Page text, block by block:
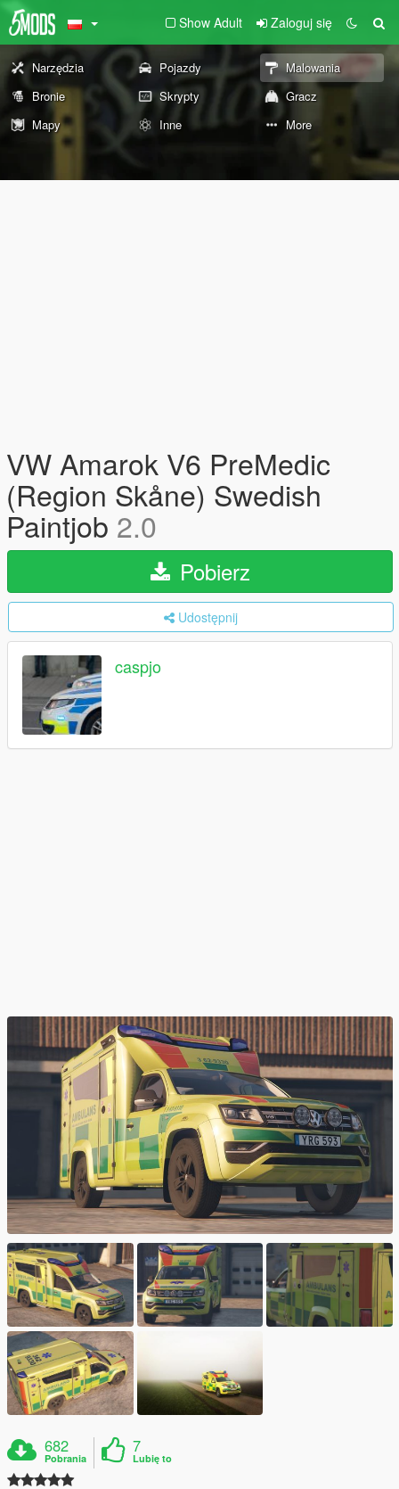
Show Adult Zaloguj się
Narzędzia Pojazdy
Malowania
Bronie
Skrypty
Gracz
Mapy
Inne More
VW Amarok V6 PreMedic
(Region Skåne) Swedish
Paintjob 2.0
Pobierz
Udostępnij
caspjo
682
Pobrania
7
Lubię to